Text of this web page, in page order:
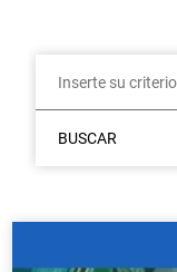
BUSCAR